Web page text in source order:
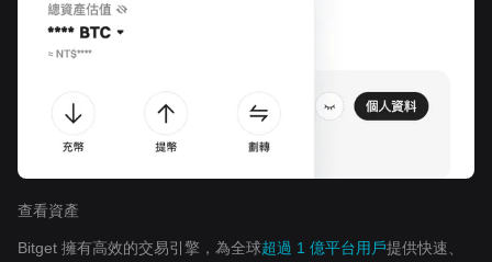
查看資產
Bitget 擁有高效的交易引擎，為全球超過 1 億平台用戶提供快速、